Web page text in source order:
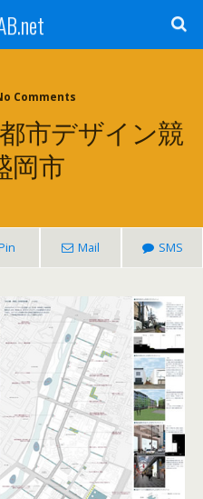
Comments
市デザイン競
市
Mail SMS